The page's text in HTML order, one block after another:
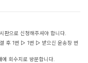
판으로 신청해주셔야 합니다.
후 1번 ▷ 1번 ▷ 받으신 운송장 번
회수지로 방문합니다.